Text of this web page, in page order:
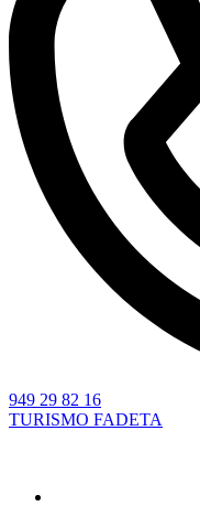
949 29 82 16
TURISMO FADETA